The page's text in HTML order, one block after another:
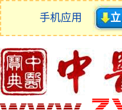
手机应用